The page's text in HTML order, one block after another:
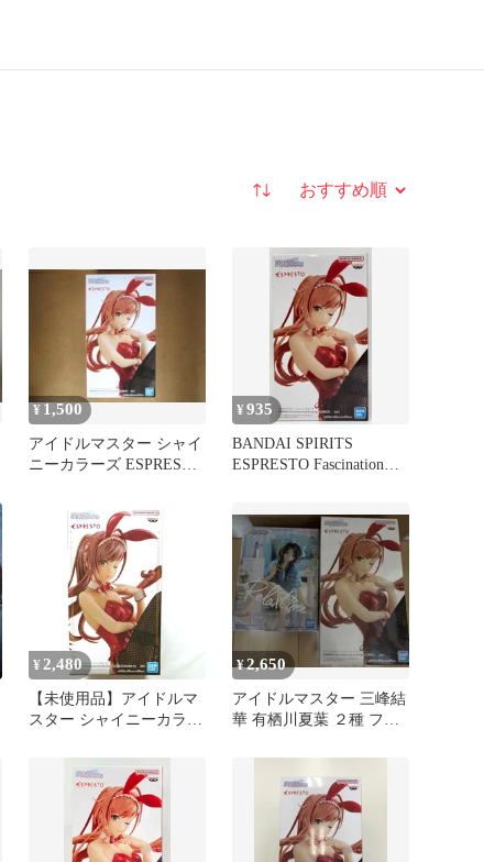
並び替え
¥ 1,500
アイドルマスター シャイ
ニーカラーズ ESPRESTO
¥935
BANDAI SPIRITS
ESPRESTO Fascination
¥ 2,480
【未使用品】アイドルマ
スター シャイニーカラー
and Stockings-有栖川夏葉
Repaint ver.
¥2,650
アイドルマスター 三峰結
華 有栖川夏葉 ２種 フィ